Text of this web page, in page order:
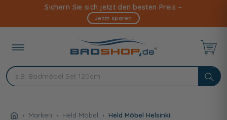
Inhalt
Sichern Sie sich jetzt den besten Preis –
Jetzt sparen
Marken Held Möbel Held Möbel Helsinki